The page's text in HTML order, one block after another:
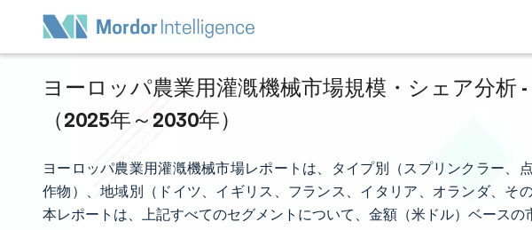
ヨーロッパ農業用灌漑機械市場規模・シェア分析
（2025年～2030年）
ヨーロッパ農業用灌漑機械市場レポートは、タイプ別（スプリンクラー、
作物）、地域別（ドイツ、イギリス、フランス、イタリア、オランダ、そ
本レポートは、上記すべてのセグメントについて、金額（米ドル）ベースの